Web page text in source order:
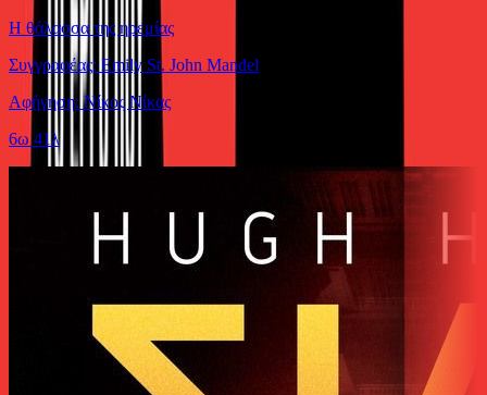
Η θάλασσα της ηρεμίας
Συγγραφέας: Emily St. John Mandel
Αφήγηση: Νίκος Νίκας
6ω 41λ